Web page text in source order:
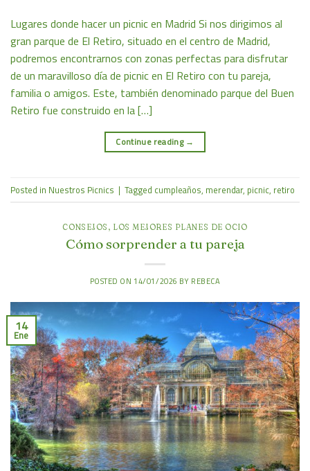
Lugares donde hacer un picnic en Madrid Si nos dirigimos al
gran parque de El Retiro, situado en el centro de Madrid,
podremos encontrarnos con zonas perfectas para disfrutar
de un maravilloso día de picnic en El Retiro con tu pareja,
familia o amigos. Este, también denominado parque del Buen
Retiro fue construido en la […]
Continue reading →
Posted in Nuestros Picnics | Tagged cumpleaños, merendar, picnic, retiro
CONSEJOS , LOS MEJORES PLANES DE OCIO
Cómo sorprender a tu pareja
POSTED ON 14/01/2026 BY REBECA
14
Ene